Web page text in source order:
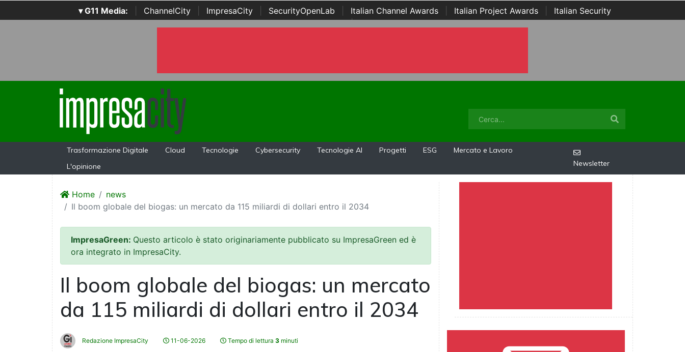
▾ G11 Media: ChannelCity ImpresaCity SecurityOpenLab Italian Channel Awards Italian Project Awards
Italian Security
Awards | ...
Trasformazione Digitale Cloud Tecnologie Cybersecurity Tecnologie AI Progetti ESG
Mercato e Lavoro
L'opinione
Newsletter
Home
news
Il boom globale del biogas: un mercato da 115 miliardi di dollari entro il 2034
ImpresaGreen: Questo articolo è stato originariamente pubblicato su ImpresaGreen ed è
ora integrato in ImpresaCity.
Il boom globale del biogas: un mercato
da 115 miliardi di dollari entro il 2034
Redazione ImpresaCity 11-06-2026 Tempo di lettura 3 minuti